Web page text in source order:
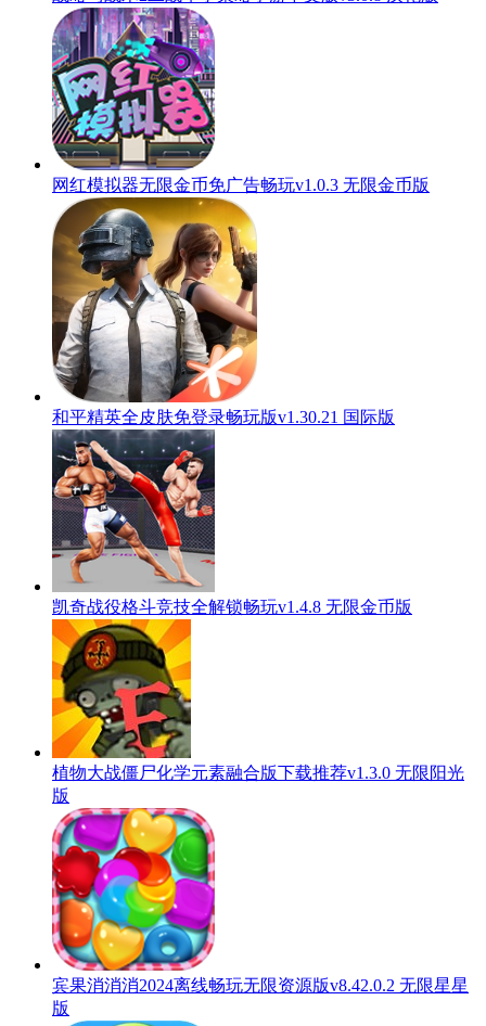
网红模拟器无限金币免广告畅玩v1.0.3 无限金币版
和平精英全皮肤免登录畅玩版v1.30.21 国际版
凯奇战役格斗竞技全解锁畅玩v1.4.8 无限金币版
植物大战僵尸化学元素融合版下载推荐v1.3.0 无限阳光
版
宾果消消消2024离线畅玩无限资源版v8.42.0.2 无限星星
版